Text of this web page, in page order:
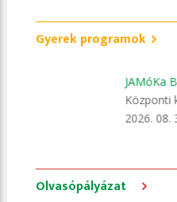
Gyerek programok
Olvasópályázat